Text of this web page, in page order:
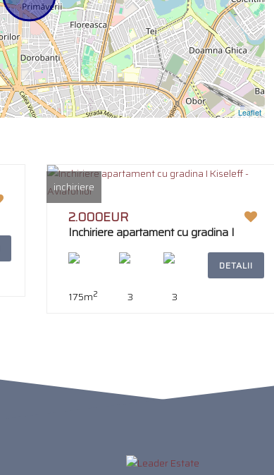
Leaflet
inchiriere
2.000EUR
Inchiriere apartament cu gradina I
Kiseleff - Aviatorilor
175m2 3 3
DETALII